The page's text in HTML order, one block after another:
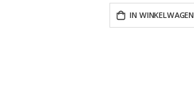
IN WINKELWAGEN